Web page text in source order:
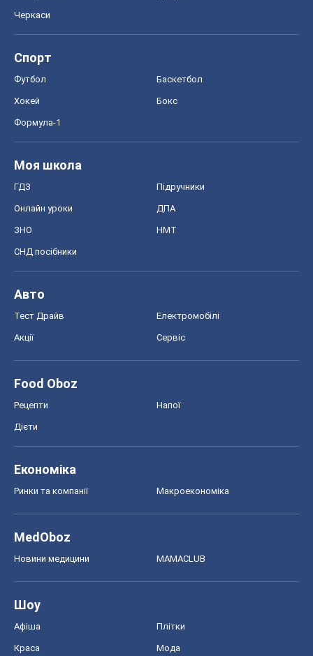
Черкаси
Спорт
Футбол Баскетбол
Хокей Бокс
Формула-1
Моя школа
ГДЗ Підручники
Онлайн уроки ДПА
ЗНО НМТ
СНД посібники
Авто
Тест Драйв Електромобілі
Акції Сервіс
Food Oboz
Рецепти Напої
Дієти
Економіка
Ринки та компанії Макроекономіка
MedOboz
Новини медицини MAMACLUB
Шоу
Афіша Плітки
Краса Мода